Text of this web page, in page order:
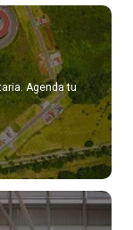
Agenda tu